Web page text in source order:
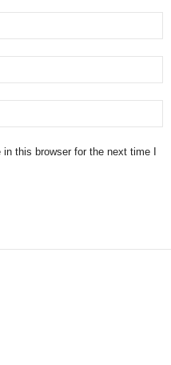
this browser for the next time I